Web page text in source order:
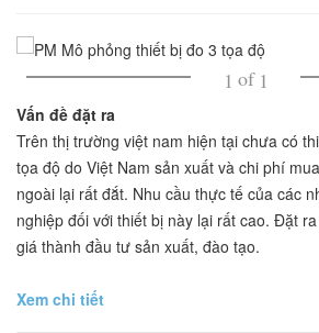
1 of 1
Vấn đề đặt ra
Trên thị trường việt nam hiện tại chưa có
tọa độ do Việt Nam sản xuất và chi phí
ngoài lại rất đắt. Nhu cầu thực tế của các
nghiệp đối với thiết bị này lại rất cao. Đặt
giá thành đầu tư sản xuất, đào tạo.
Xem chi tiết